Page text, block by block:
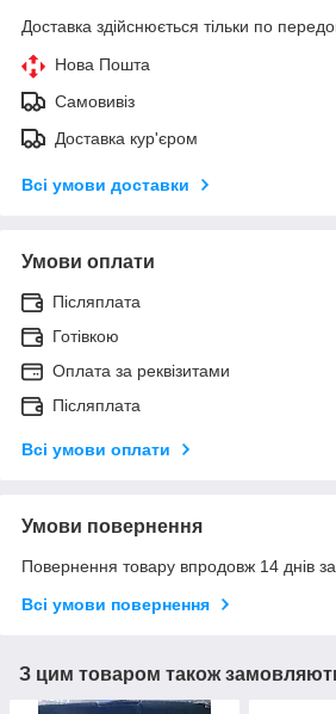
Доставка здійснюється тільки по
Нова Пошта
Самовивіз
Доставка кур'єром
Всі умови доставки
Умови оплати
Післяплата
Готівкою
Оплата за реквізитами
Післяплата
Всі умови оплати
Умови повернення
Повернення товару впродовж 14 днів
Всі умови повернення
З цим товаром також